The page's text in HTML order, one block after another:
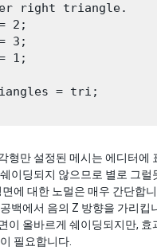
right triangle.
2;
3;
1;
= tri;
형만 설정된 메시는 에디터에
이딩되지 않으므로 별로 그럴
에 대한 노멀은 매우 간단합
백에서 음의 Z 방향을 가리킵
이 올바르게 쉐이딩되지만, 효
필요합니다.